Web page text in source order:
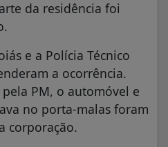
da residência foi
e a Polícia Técnico
a ocorrência.
PM, o automóvel e
no porta-malas foram
corporação.